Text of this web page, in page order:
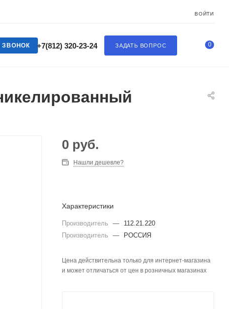
ВОЙТИ
ЗАДАТЬ ВОПРОС
+7(812) 320-23-24
ЗВОНОК 0
0 руб.
Нашли дешевле?
Характеристики
Производитель —
112.21.220
Производитель
— РОССИЯ
Цена действительна только для интернет-магазина
и может отличаться от цен в розничных магазинах